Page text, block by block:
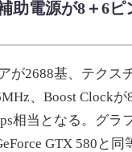
助電源が8＋6
が2688基、テクス
、Boost Clockが
相当となる。グラ
GTX 580と